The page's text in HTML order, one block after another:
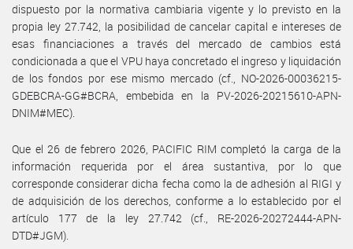
dispuesto por la normativa cambiaria vigente y lo previsto en la
propia ley 27.742, la posibilidad de cancelar capital e intereses de
esas financiaciones a través del mercado de cambios está
condicionada a que el VPU haya concretado el ingreso y liquidación
de los fondos por ese mismo mercado (cf., NO-2026-00036215-
GDEBCRA-GG#BCRA, embebida en la PV-2026-20215610-APN-
DNIM#MEC).
Que el 26 de febrero 2026, PACIFIC RIM completó la carga de la
información requerida por el área sustantiva, por lo que
corresponde considerar dicha fecha como la de adhesión al RIGI y
de adquisición de los derechos, conforme a lo establecido por el
artículo 177 de la ley 27.742 (cf., RE-2026-20272444-APN-
DTD#JGM).